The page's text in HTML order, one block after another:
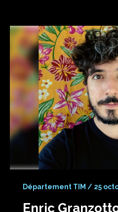
Département TIM / 25
Enric